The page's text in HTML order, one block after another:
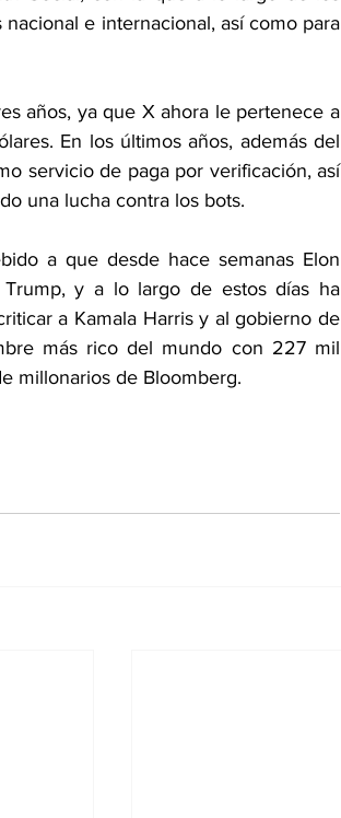
e internacional, así como para
años, ya que X ahora le pertenece a
En los últimos años, además del
servicio de paga por verificación, así
una lucha contra los bots.
a que desde hace semanas Elon
y a lo largo de estos días ha
a Kamala Harris y al gobierno de
más rico del mundo con 227 mil
millonarios de Bloomberg.